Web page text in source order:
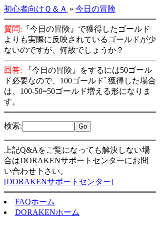
初心者向けＱ＆Ａ » 今日の冒険
質問: 『今日の冒険』で獲得したゴールド
よりも実際に反映されているゴールドが少
ないのですが、何故でしょうか？
回答: 『今日の冒険』をするには50ゴール
ド必要なので、100ゴールドﾞ獲得した場合
は、100-50=50ゴールド増える形になりま
す。
検索:
上記Q&Aをご覧になっても解決しない場
合はDORAKENサポートセンターにお問
い合わせ下さい。
[DORAKENサポートセンター]
FAQホーム
DORAKENホーム